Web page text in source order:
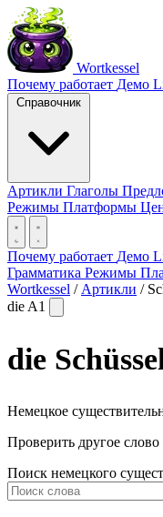
Wortkessel
Почему работает Демо
Справочник
Артикли Глаголы
Режимы Платформы
Почему работает Демо
Грамматика Режимы
Wortkessel / Артикли /
die A1
die
Немецкое
Проверить другое слово
Поиск немецкого